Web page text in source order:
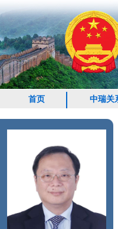
首页 中瑞关